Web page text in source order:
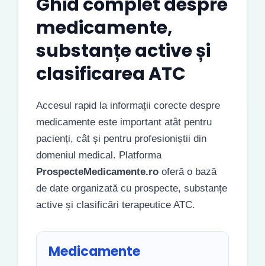
medicamente,
substanțe active și
clasificarea ATC
Accesul rapid la informații corecte despre
medicamente este important atât pentru
pacienți, cât și pentru profesioniștii din
domeniul medical. Platforma
ProspecteMedicamente.ro oferă o bază
de date organizată cu prospecte, substanțe
active și clasificări terapeutice ATC.
Medicamente